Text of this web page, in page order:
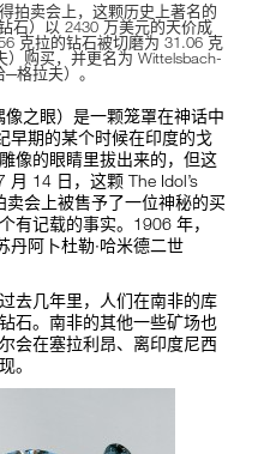
拍卖会上，这颗历史上著名的
石）以 2430 万美元的天价成
克拉的钻石被切磨为 31.06 克
购买，并更名为 Wittelsbach-
格拉夫）。
像之眼）是一颗笼罩在神话中
早期的某个时候在印度的戈
像的眼睛里拔出来的，但这
14 日，这颗 The Idol’s
卖会上被售予了一位神秘的买
有记载的事实。1906 年，
丹阿卜杜勒·哈米德二世
去几年里，人们在南非的库
石。南非的其他一些矿场也
会在塞拉利昂、离印度尼西
。